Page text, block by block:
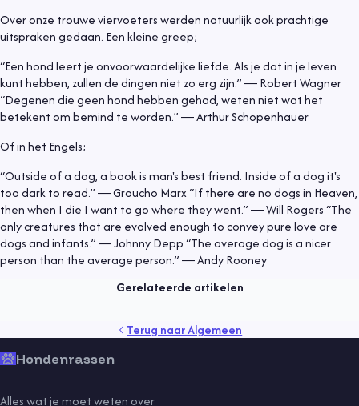
Over onze trouwe viervoeters werden natuurlijk ook prachtige
uitspraken gedaan. Een kleine greep;
“Een hond leert je onvoorwaardelijke liefde. Als je dat in je leven
kunt hebben, zullen de dingen niet zo erg zijn.” ― Robert Wagner
“Degenen die geen hond hebben gehad, weten niet wat het
betekent om bemind te worden.” ― Arthur Schopenhauer
Of in het Engels;
“Outside of a dog, a book is man's best friend. Inside of a dog it's
too dark to read.” ― Groucho Marx “If there are no dogs in Heaven,
then when I die I want to go where they went.” ― Will Rogers “The
only creatures that are evolved enough to convey pure love are
dogs and infants.” ― Johnny Depp “The average dog is a nicer
person than the average person.” ― Andy Rooney
Gerelateerde artikelen
sporttrainingvaccinatiesverzorgingvlooien
Algemeen 9 mei 2021
Een hond adopteren
Terug naarAlgemeen
Hondenrassen
Alles wat je moet weten over